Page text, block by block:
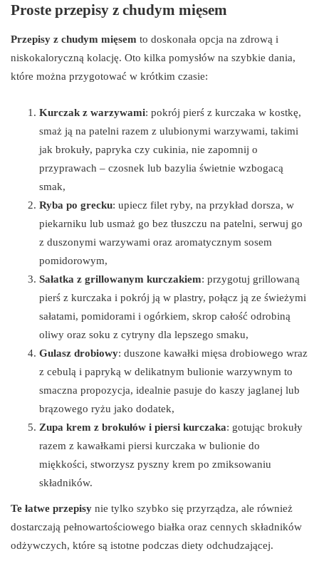
Proste przepisy z chudym mięsem
Przepisy z chudym mięsem to doskonała opcja na zdrową i
niskokaloryczną kolację. Oto kilka pomysłów na szybkie dania,
które można przygotować w krótkim czasie:
Kurczak z warzywami: pokrój pierś z kurczaka w kostkę,
smaż ją na patelni razem z ulubionymi warzywami, takimi
jak brokuły, papryka czy cukinia, nie zapomnij o
przyprawach – czosnek lub bazylia świetnie wzbogacą
smak,
Ryba po grecku: upiecz filet ryby, na przykład dorsza, w
piekarniku lub usmaż go bez tłuszczu na patelni, serwuj go
z duszonymi warzywami oraz aromatycznym sosem
pomidorowym,
Sałatka z grillowanym kurczakiem: przygotuj grillowaną
pierś z kurczaka i pokrój ją w plastry, połącz ją ze świeżymi
sałatami, pomidorami i ogórkiem, skrop całość odrobiną
oliwy oraz soku z cytryny dla lepszego smaku,
Gulasz drobiowy: duszone kawałki mięsa drobiowego wraz
z cebulą i papryką w delikatnym bulionie warzywnym to
smaczna propozycja, idealnie pasuje do kaszy jaglanej lub
brązowego ryżu jako dodatek,
Zupa krem z brokułów i piersi kurczaka: gotując brokuły
razem z kawałkami piersi kurczaka w bulionie do
miękkości, stworzysz pyszny krem po zmiksowaniu
składników.
Te łatwe przepisy nie tylko szybko się przyrządza, ale również
dostarczają pełnowartościowego białka oraz cennych składników
odżywczych, które są istotne podczas diety odchudzającej.